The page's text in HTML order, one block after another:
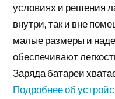
условиях и решения
внутри, так и вне
малые размеры и
обеспечивают
Заряда батареи
Подробнее об